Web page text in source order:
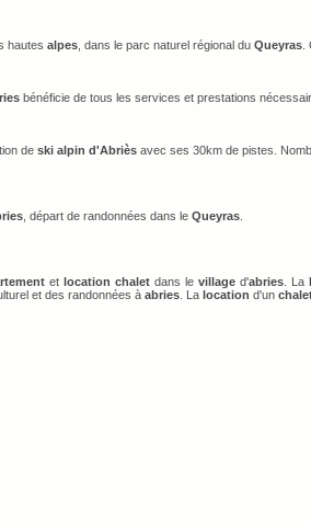
hautes alpes , dans le parc naturel régional du Queyras
bénéficie de tous les services et prestations
de ski alpin d'Abriès avec ses 30km de pistes.
, départ de randonnées dans le Queyras
etlocation chalet dans levillage d'abries . La
et des randonnées à abries . La location d'un